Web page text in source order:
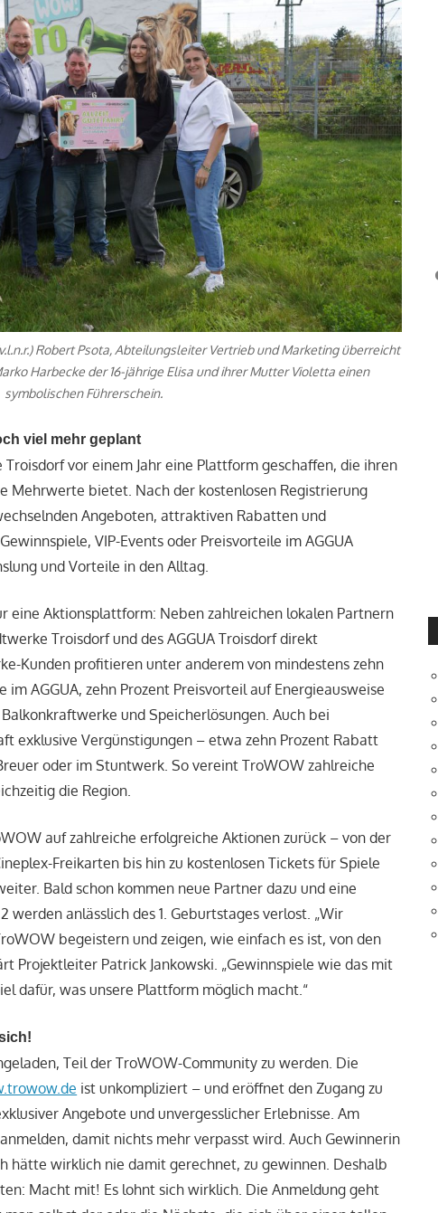
Robert Psota, Abteilungsleiter Vertrieb und Marketing überreicht
Harbecke der 16-jährige Elisa und ihrer Mutter Violetta einen
symbolischen Führerschein.
viel mehr geplant
vor einem Jahr eine Plattform geschaffen, die ihren
Mehrwerte bietet. Nach der kostenlosen Registrierung
Angeboten, attraktiven Rabatten und
VIP-Events oder Preisvorteile im AGGUA
und Vorteile in den Alltag.
eine Aktionsplattform: Neben zahlreichen lokalen Partnern
Troisdorf und des AGGUA Troisdorf direkt
Kunden profitieren unter anderem von mindestens zehn
im AGGUA, zehn Prozent Preisvorteil auf Energieausweise
und Speicherlösungen. Auch bei
exklusive Vergünstigungen – etwa zehn Prozent Rabatt
oder im Stuntwerk. So vereint TroWOW zahlreiche
die Region.
auf zahlreiche erfolgreiche Aktionen zurück – von der
Freikarten bis hin zu kostenlosen Tickets für Spiele
Bald schon kommen neue Partner dazu und eine
werden anlässlich des 1. Geburtstages verlost. „Wir
begeistern und zeigen, wie einfach es ist, von den
Projektleiter Patrick Jankowski. „Gewinnspiele wie das mit
dafür, was unsere Plattform möglich macht.“
Teil der TroWOW-Community zu werden. Die
ist unkompliziert – und eröffnet den Zugang zu
Angebote und unvergesslicher Erlebnisse. Am
damit nichts mehr verpasst wird. Auch Gewinnerin
hätte wirklich nie damit gerechnet, zu gewinnen. Deshalb
Macht mit! Es lohnt sich wirklich. Die Anmeldung geht